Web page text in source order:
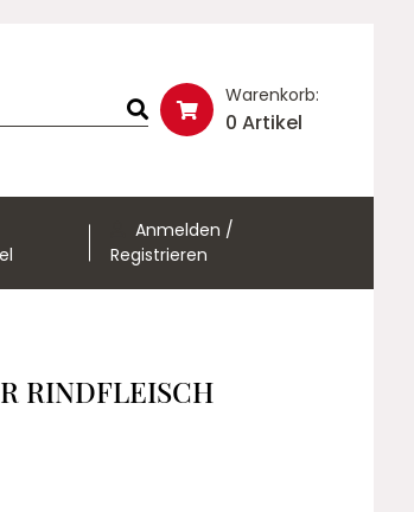
Warenkorb:
0 Artikel
Anmelden /
Registrieren
RINDFLEISCH